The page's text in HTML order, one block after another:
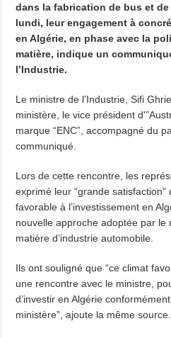
dans la fabrication de bus et
lundi, leur engagement à
en Algérie, en phase avec la
matière, indique un
l’Industrie.
Le ministre de l’Industrie, Sifi
ministère, le vice président
marque “ENC”, accompagné du
communiqué.
Lors de cette rencontre, les
exprimé leur “grande
favorable à l’investissement en
nouvelle approche adoptée par le
matière d’industrie automobile.
Ils ont souligné que “ce climat
une rencontre avec le ministre,
d’investir en Algérie
ministère”, ajoute la même source.